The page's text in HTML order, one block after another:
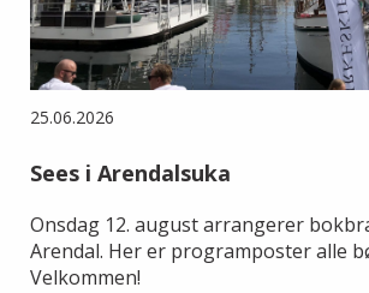
25.06.2026
Sees i Arendalsuka
Onsdag 12. august arrangerer
Arendal. Her er programposter alle
Velkommen!